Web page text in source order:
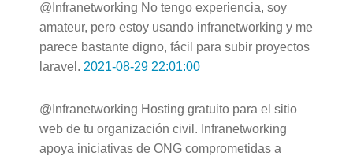
@Infranetworking No tengo experiencia, soy
amateur, pero estoy usando infranetworking y me
parece bastante digno, fácil para subir proyectos
laravel. 2021-08-29 22:01:00
@Infranetworking Hosting gratuito para el sitio
web de tu organización civil. Infranetworking
apoya iniciativas de ONG comprometidas a